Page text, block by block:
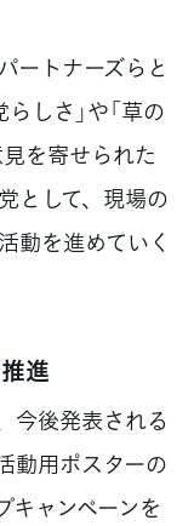
ートナーズらと
しさ」や「草の
を寄せられた
として、現場の
動を進めていく
進
今後発表される
動用ポスターの
キャンペーンを